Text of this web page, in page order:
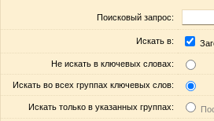
Поисковый запрос:
Искать в:
Не искать в ключевых словах:
Искать во всех группах ключевых слов:
Искать только в указанных группах: